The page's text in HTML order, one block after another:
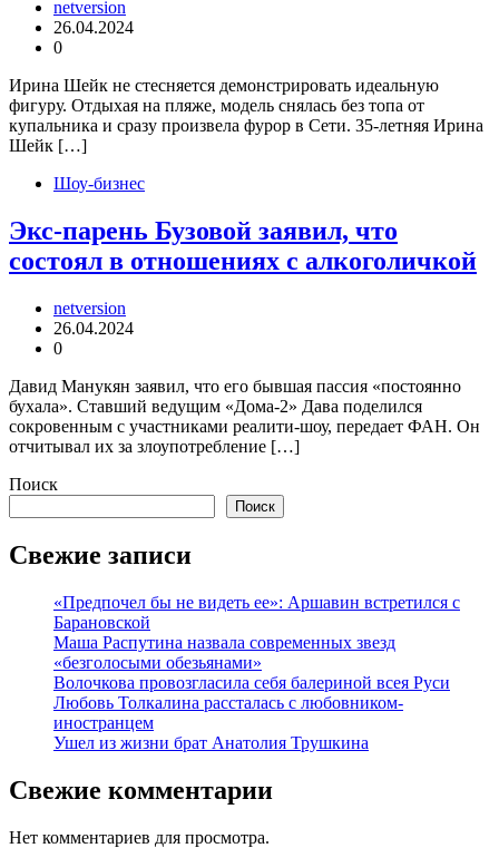
netversion
26.04.2024
0
Ирина Шейк не стесняется демонстрировать идеальную
фигуру. Отдыхая на пляже, модель снялась без топа от
купальника и сразу произвела фурор в Сети. 35-летняя Ирина
Шейк […]
Шоу-бизнес
Экс-парень Бузовой заявил, что
состоял в отношениях с алкоголичкой
netversion
26.04.2024
0
Давид Манукян заявил, что его бывшая пассия «постоянно
бухала». Ставший ведущим «Дома-2» Дава поделился
сокровенным с участниками реалити-шоу, передает ФАН. Он
отчитывал их за злоупотребление […]
Поиск
Поиск
Свежие записи
«Предпочел бы не видеть ее»: Аршавин встретился с
Барановской
Маша Распутина назвала современных звезд
«безголосыми обезьянами»
Волочкова провозгласила себя балериной всея Руси
Любовь Толкалина рассталась с любовником-
иностранцем
Ушел из жизни брат Анатолия Трушкина
Свежие комментарии
Нет комментариев для просмотра.